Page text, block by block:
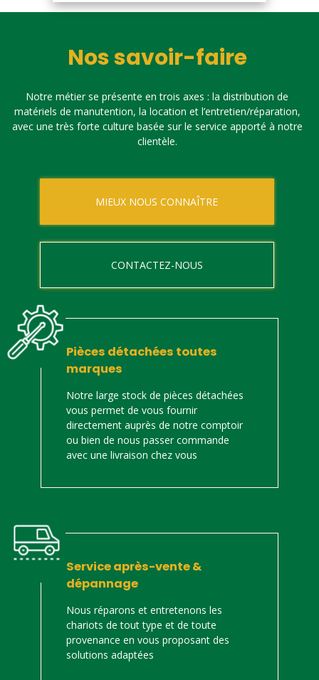
Nos savoir-faire
Notre métier se présente en trois axes : la distribution de
matériels de manutention, la location et l’entretien/réparation,
avec une très forte culture basée sur le service apporté à notre
clientèle.
MIEUX NOUS CONNAÎTRE
CONTACTEZ-NOUS
Pièces détachées toutes
marques
Notre large stock de pièces détachées
vous permet de vous fournir
directement auprès de notre comptoir
ou bien de nous passer commande
avec une livraison chez vous
Service après-vente &
dépannage
Nous réparons et entretenons les
chariots de tout type et de toute
provenance en vous proposant des
solutions adaptées